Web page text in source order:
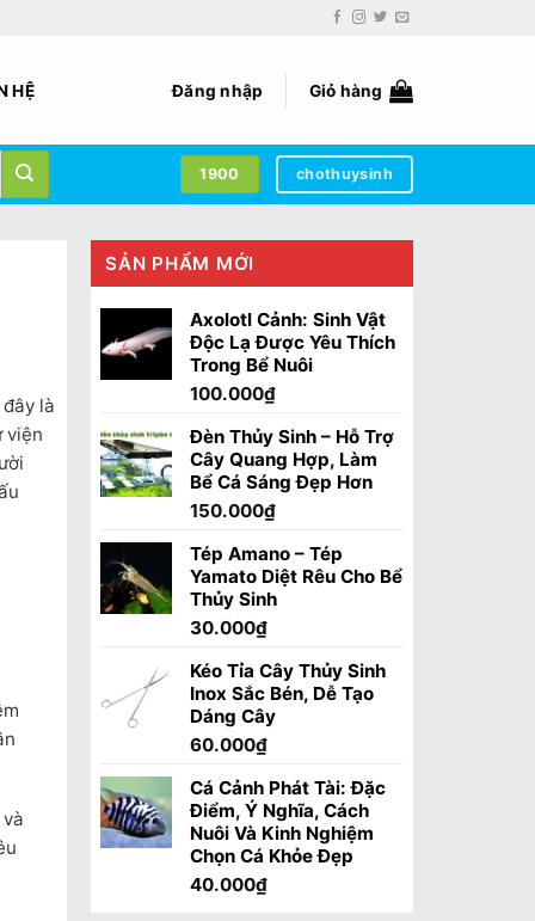
HỆ Đăng nhập Giỏ hàng
1900 chothuysinh
là
viện
SẢN PHẨM MỚI
Axolotl Cảnh: Sinh Vật
Độc Lạ Được Yêu Thích
Trong Bể Nuôi
100.000₫
Đèn Thủy Sinh – Hỗ Trợ
Cây Quang Hợp, Làm
Bể Cá Sáng Đẹp Hơn
150.000₫
Tép Amano – Tép
Yamato Diệt Rêu Cho Bể
Thủy Sinh
30.000₫
Kéo Tỉa Cây Thủy Sinh
Inox Sắc Bén, Dễ Tạo
Dáng Cây
60.000₫
Cá Cảnh Phát Tài: Đặc
Điểm, Ý Nghĩa, Cách
Nuôi Và Kinh Nghiệm
Chọn Cá Khỏe Đẹp
40.000₫